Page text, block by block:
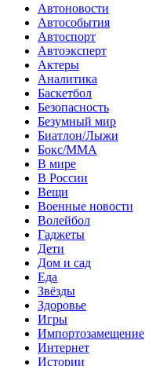
Автоновости
Автособытия
Автоспорт
Автоэксперт
Актеры
Аналитика
Баскетбол
Безопасность
Безумный мир
Биатлон/Лыжи
Бокс/MMA
В мире
В России
Вещи
Военные новости
Волейбол
Гаджеты
Дети
Дом и сад
Еда
Звёзды
Здоровье
Игры
Импортозамещение
Интернет
Истории